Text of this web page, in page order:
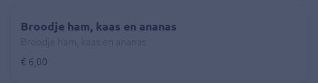
Broodje ham, kaas en ananas
€ 6,00